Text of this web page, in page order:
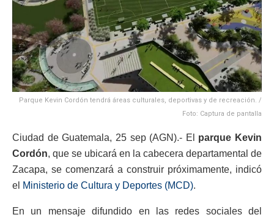
Parque Kevin Cordón tendrá áreas culturales, deportivas y de recreación. /
Foto: Captura de pantalla
Ciudad de Guatemala, 25 sep (AGN).- El parque Kevin
Cordón, que se ubicará en la cabecera departamental de
Zacapa, se comenzará a construir próximamente, indicó
el Ministerio de Cultura y Deportes (MCD).
En un mensaje difundido en las redes sociales del